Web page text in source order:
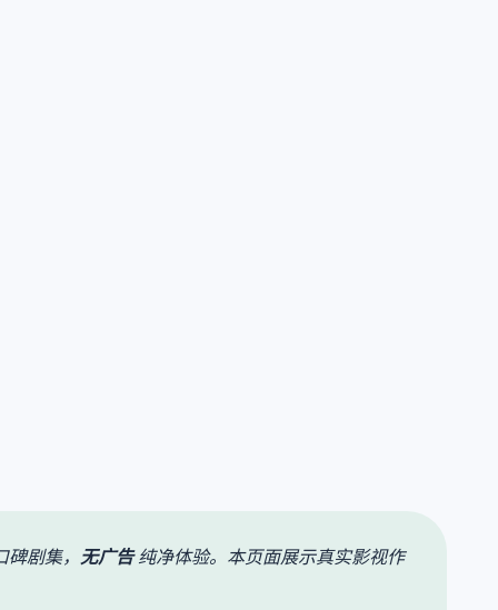
剧集， 无广告纯净体验。本页面展示真实影视作